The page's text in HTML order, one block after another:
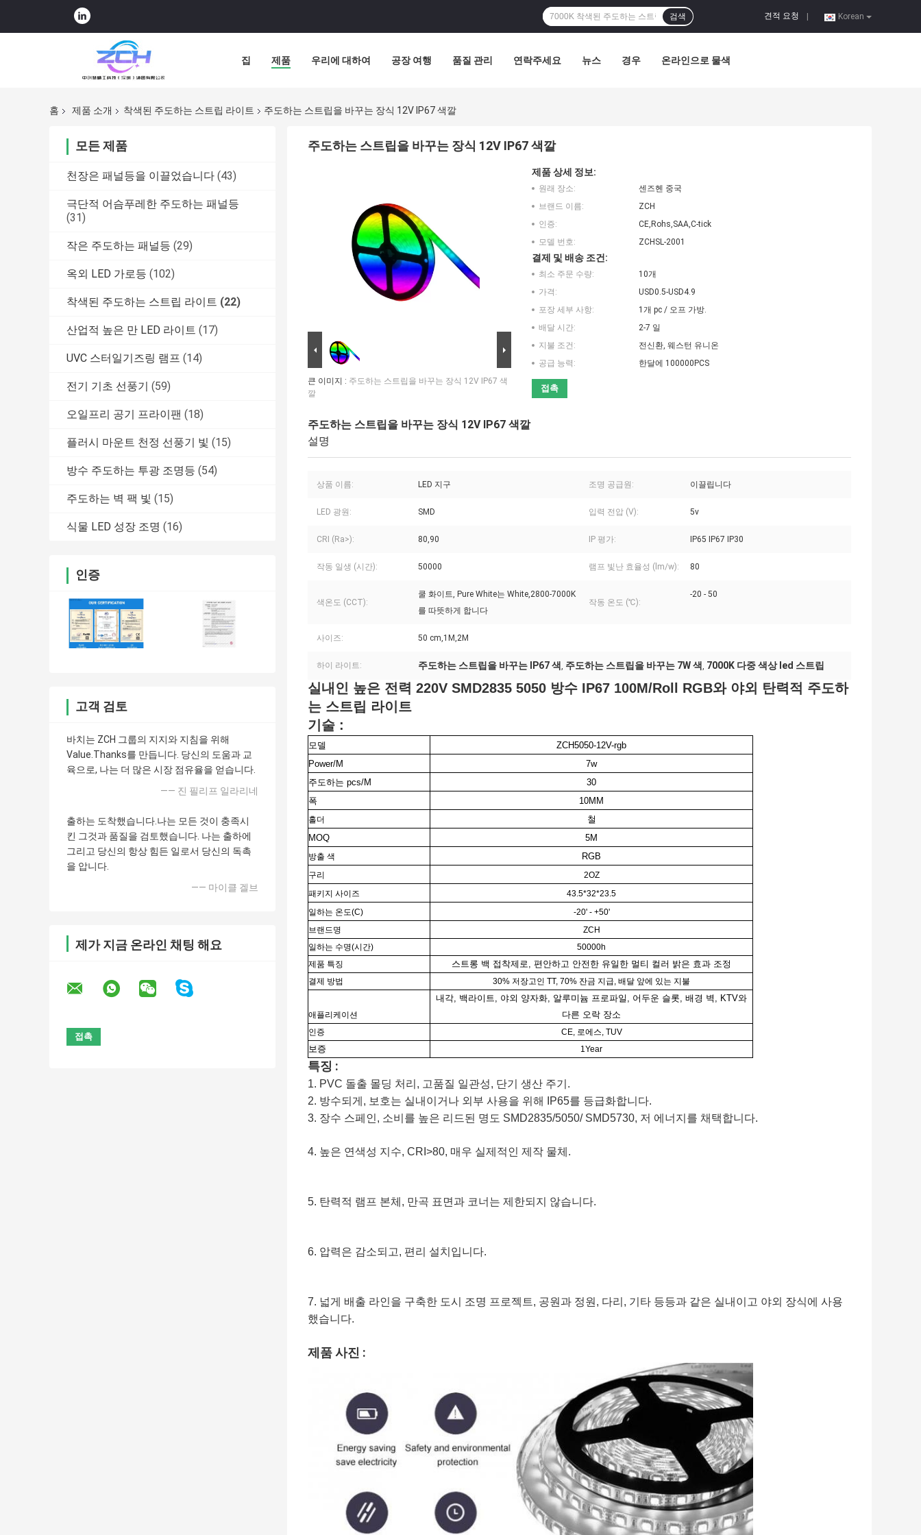
메시지를 남겨주세요
곧 다시 연락 드리겠습니다!
Korean
견적 요청
검색
집 제품 우리에 대하여 공장 여행 품질 관리 연락주세요 뉴스 경우 온라인으로 물색
홈 제품 소개 착색된 주도하는 스트립 라이트 주도하는 스트립을 바꾸는 장식 12V IP67 색깔
모든 제품
천장은 패널등을 이끌었습니다 (43)
극단적 어슴푸레한 주도하는 패널등
(31)
작은 주도하는 패널등 (29)
옥외 LED 가로등 (102)
착색된 주도하는 스트립 라이트 (22)
산업적 높은 만 LED 라이트 (17)
UVC 스터일기즈링 램프 (14)
전기 기초 선풍기 (59)
오일프리 공기 프라이팬 (18)
플러시 마운트 천정 선풍기 빛 (15)
방수 주도하는 투광 조명등 (54)
주도하는 벽 팩 빛 (15)
식물 LED 성장 조명 (16)
인증
고객 검토
바치는 ZCH 그룹의 지지와 지침을 위해
Value.Thanks를 만듭니다. 당신의 도움과 교
육으로, 나는 더 많은 시장 점유율을 얻습니다.
—— 진 필리프 일라리네
출하는 도착했습니다.나는 모든 것이 충족시
킨 그것과 품질을 검토했습니다. 나는 출하에
그리고 당신의 항상 힘든 일로서 당신의 독촉
을 압니다.
—— 마이클 겔브
제가 지금 온라인 채팅 해요
주도하는 스트립을 바꾸는 장식 12V IP67 색깔
큰 이미지 : 주도하는 스트립을 바꾸는 장식 12V IP67 색
깔
제품 상세 정보:
원래 장소:
센즈헨 중국
브랜드 이름:
ZCH
인증:
CE,Rohs,SAA,C-tick
모델 번호:
ZCHSL-2001
결제 및 배송 조건:
최소 주문 수량:
10개
가격:
USD0.5-USD4.9
포장 세부 사항:
1개 pc / 오프 가방.
배달 시간:
2-7 일
지불 조건:
전신환, 웨스턴 유니온
공급 능력:
한달에 100000PCS
접촉
주도하는 스트립을 바꾸는 장식 12V IP67 색깔
설명
상품 이름: LED 지구 조명 공급원: 이끌립니다
LED 광원: SMD 입력 전압 (V): 5v
CRI (Ra>): 80,90 IP 평가: IP65 IP67 IP30
작동 일생 (시간): 50000 램프 빛난 효율성 (lm/w): 80
색온도 (CCT):
쿨 화이트, Pure White는 White,2800-7000K
를 따뜻하게 합니다
작동 온도 (℃):
-20 - 50
사이즈: 50 cm,1M,2M
하이 라이트: 주도하는 스트립을 바꾸는 IP67 색, 주도하는 스트립을 바꾸는 7W 색, 7000K 다중 색상 led 스트립
실내인 높은 전력 220V SMD2835 5050 방수 IP67 100M/Roll RGB와 야외 탄력적 주도하
는 스트립 라이트
기술 :
모델
ZCH5050-12V-rgb
Power/M
7w
주도하는 pcs/M
30
폭
10MM
홀더
철
MOQ
5M
방출 색 RGB
구리
2OZ
패키지 사이즈
43.5*32*23.5
일하는 온도(C)
-20' - +50'
브랜드명
ZCH
일하는 수명(시간)
50000h
제품 특징
스트롱 백 접착제로, 편안하고 안전한 유일한 멀티 컬러 밝은 효과 조정
결제 방법 30% 저장고인 TT, 70% 잔금 지급, 배달 앞에 있는 지불
애플리케이션
내각, 백라이트, 야외 양자화, 알루미늄 프로파일, 어두운 슬롯, 배경 벽, KTV와
다른 오락 장소
인증 CE, 로에스, TUV
보증 1Year
특징 :
1. PVC 돌출 몰딩 처리, 고품질 일관성, 단기 생산 주기.
2. 방수되게, 보호는 실내이거나 외부 사용을 위해 IP65를 등급화합니다.
3. 장수 스페인, 소비를 높은 리드된 명도 SMD2835/5050/ SMD5730, 저 에너지를 채택합니다.
4. 높은 연색성 지수, CRI>80, 매우 실제적인 제작 물체.
5. 탄력적 램프 본체, 만곡 표면과 코너는 제한되지 않습니다.
6. 압력은 감소되고, 편리 설치입니다.
7. 넓게 배출 라인을 구축한 도시 조명 프로젝트, 공원과 정원, 다리, 기타 등등과 같은 실내이고 야외 장식에 사용
했습니다.
제품 사진 :